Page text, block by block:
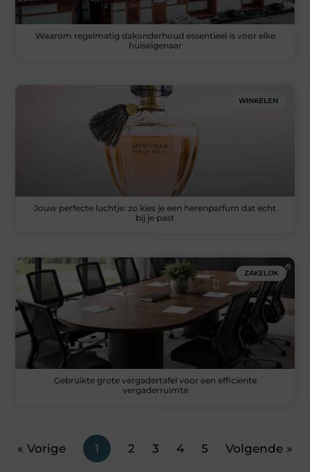
Waarom regelmatig dakonderhoud essentieel is voor elke
huiseigenaar
WINKELEN
Jouw perfecte luchtje: zo kies je een herenparfum dat echt
bij je past
ZAKELIJK
Gebruikte grote vergadertafel voor een efficiënte
vergaderruimte
« Vorige 1 2 3 4 5 Volgende »